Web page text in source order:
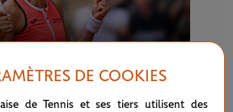
DE COOKIES
de Tennis et ses tiers utilisent des